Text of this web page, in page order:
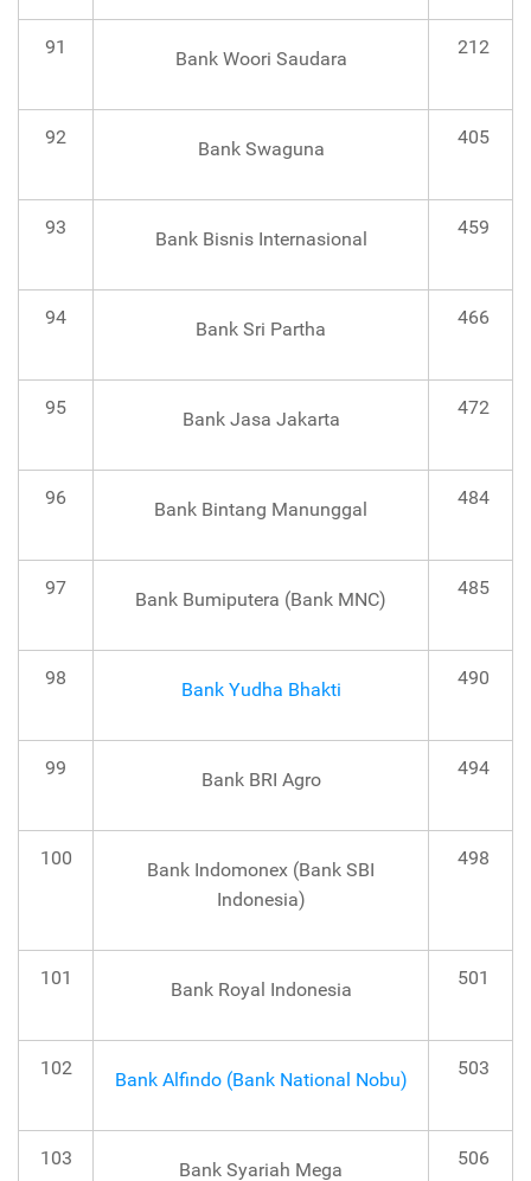
91
Bank Woori Saudara
212
92
Bank Swaguna
405
93
Bank Bisnis Internasional
459
94
Bank Sri Partha
466
95
Bank Jasa Jakarta
472
96
Bank Bintang Manunggal
484
97
Bank Bumiputera (Bank MNC)
485
98
Bank Yudha Bhakti
490
99
Bank BRI Agro
494
100
Bank Indomonex (Bank SBI
Indonesia)
498
101
Bank Royal Indonesia
501
102
Bank Alfindo (Bank National Nobu)
503
103
Bank Syariah Mega
506